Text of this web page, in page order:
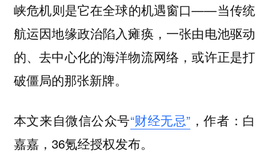
峡危机则是它在全球的机遇窗口——当传统
航运因地缘政治陷入瘫痪，一张由电池驱动
的、去中心化的海洋物流网络，或许正是打
破僵局的那张新牌。
本文来自微信公众号“财经无忌” ，作者：白
嘉嘉，36氪经授权发布。